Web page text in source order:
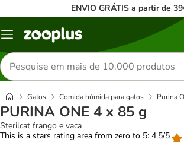
ENVIO GRÁTIS a partir de
Menu
Pesquisar
produtos
Gatos Comida húmida para gatos Purina
PURINA ONE 4 x 85 g
Sterilcat frango e vaca
This is a stars rating area from zero to 5: 4.5/5